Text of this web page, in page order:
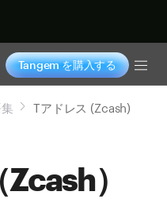
Tangem を購入する
Tアドレス (Zcash)
）